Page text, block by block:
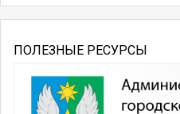
ПОЛЕЗНЫЕ РЕСУРСЫ